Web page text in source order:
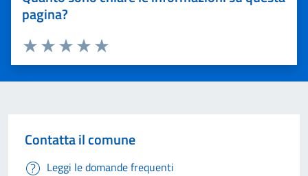
pagina?
Valuta 5 stelle su 5
Valuta 4 stelle su 5
Valuta 3 stelle su 5
Valuta 2 stelle su 5
Valuta 1 stelle su 5
Contatta il comune
Leggi le domande frequenti